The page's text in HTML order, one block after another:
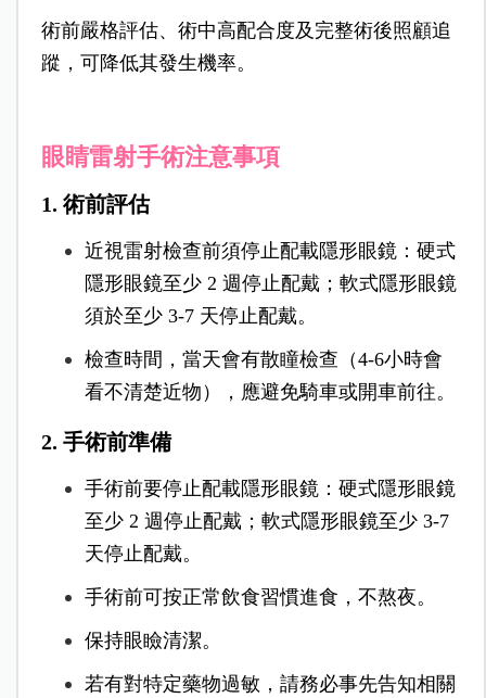
術前嚴格評估、術中高配合度及完整術後照顧追
蹤，可降低其發生機率。
眼睛雷射手術注意事項
1. 術前評估
近視雷射檢查前須停止配載隱形眼鏡：硬式
隱形眼鏡至少 2 週停止配戴；軟式隱形眼鏡
須於至少 3-7 天停止配戴。
檢查時間，當天會有散瞳檢查（4-6小時會
看不清楚近物），應避免騎車或開車前往。
2. 手術前準備
手術前要停止配載隱形眼鏡：硬式隱形眼鏡
至少 2 週停止配戴；軟式隱形眼鏡至少 3-7
天停止配戴。
手術前可按正常飲食習慣進食，不熬夜。
保持眼瞼清潔。
若有對特定藥物過敏，請務必事先告知相關